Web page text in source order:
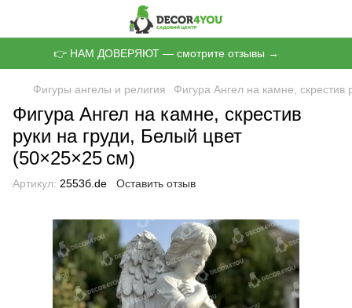
👉 НАМ ДОВЕРЯЮТ — смотрите отзывы →
Фигуры ангелы и религия Фигура Ангел на камне,
Фигура Ангел на камне, скрестив
руки на груди, Белый цвет
(50×25×25 см)
Артикул: 2553б.de Оставить отзыв